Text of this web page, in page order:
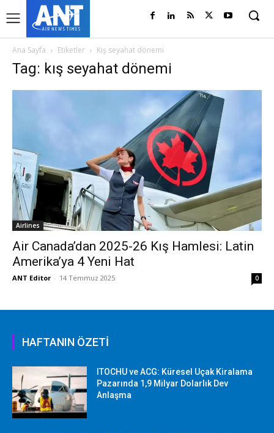
Ana Sayfa Etiketler Kış seyahat dönemi
Tag: kış seyahat dönemi
Airlines
Air Canada’dan 2025-26 Kış Hamlesi: Latin
Amerika’ya 4 Yeni Hat
ANT Editor - 14 Temmuz 2025 0
HAFTANIN ÖZETİ
ITOCHU ve ACG: Küresel Uçak Kiralama
Pazarında 1,9 Milyar Dolarlık Dev
Anlaşma